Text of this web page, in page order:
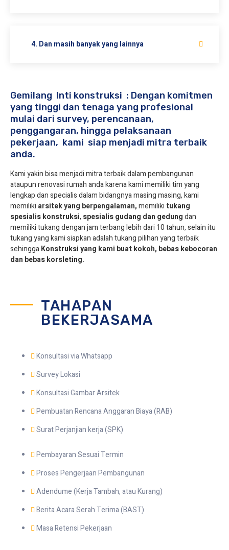
4. Dan masih banyak yang lainnya
Gemilang Inti konstruksi : Dengan komitmen
yang tinggi dan tenaga yang profesional
mulai dari survey, perencanaan,
penggangaran, hingga pelaksanaan
pekerjaan, kami siap menjadi mitra terbaik
anda.
Kami yakin bisa menjadi mitra terbaik dalam pembangunan
ataupun renovasi rumah anda karena kami memiliki tim yang
lengkap dan specialis dalam bidangnya masing masing, kami
memiliki arsitek yang berpengalaman,memiliki tukang
spesialiskonstruksi, spesialis gudang dan gedungdan
memiliki tukang dengan jam terbang lebih dari 10 tahun, selain itu
tukang yang kami siapkan adalah tukang pilihan yang terbaik
sehinggaKonstruksi yang kami buat kokoh, bebas kebocoran
dan bebas korsleting.
TAHAPAN
BEKERJASAMA
Konsultasi via Whatsapp
Survey Lokasi
Konsultasi Gambar Arsitek
Pembuatan Rencana Anggaran Biaya (RAB)
Surat Perjanjian kerja (SPK)
Pembayaran Sesuai Termin
Proses Pengerjaan Pembangunan
Adendume (Kerja Tambah, atau Kurang)
Berita Acara Serah Terima (BAST)
Masa Retensi Pekerjaan